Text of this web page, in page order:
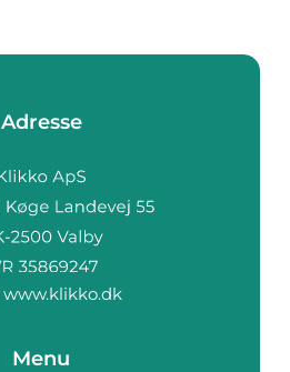
Adresse
www.klikko.dk
Menu